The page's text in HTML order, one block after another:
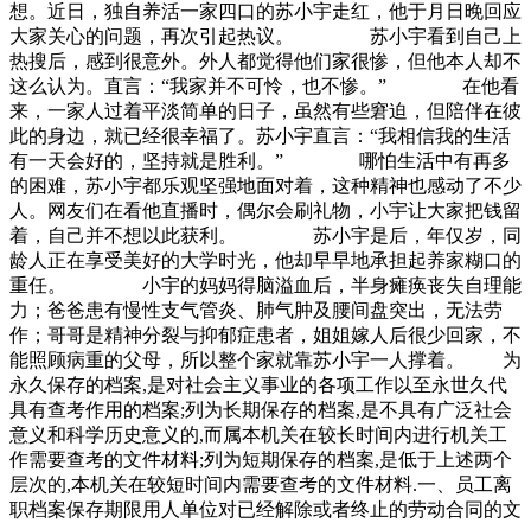
想。近日，独自养活一家四口的苏小宇走红，他于月日晚回应
大家关心的问题，再次引起热议。 苏小宇看到自己上
热搜后，感到很意外。外人都觉得他们家很惨，但他本人却不
这么认为。直言：“我家并不可怜，也不惨。” 在他看
来，一家人过着平淡简单的日子，虽然有些窘迫，但陪伴在彼
此的身边，就已经很幸福了。苏小宇直言：“我相信我的生活
有一天会好的，坚持就是胜利。” 哪怕生活中有再多
的困难，苏小宇都乐观坚强地面对着，这种精神也感动了不少
人。网友们在看他直播时，偶尔会刷礼物，小宇让大家把钱留
着，自己并不想以此获利。 苏小宇是后，年仅岁，同
龄人正在享受美好的大学时光，他却早早地承担起养家糊口的
重任。 小宇的妈妈得脑溢血后，半身瘫痪丧失自理能
力；爸爸患有慢性支气管炎、肺气肿及腰间盘突出，无法劳
作；哥哥是精神分裂与抑郁症患者，姐姐嫁人后很少回家，不
能照顾病重的父母，所以整个家就靠苏小宇一人撑着。 为
永久保存的档案,是对社会主义事业的各项工作以至永世久代
具有查考作用的档案;列为长期保存的档案,是不具有广泛社会
意义和科学历史意义的,而属本机关在较长时间内进行机关工
作需要查考的文件材料;列为短期保存的档案,是低于上述两个
层次的,本机关在较短时间内需要查考的文件材料.一、员工离
职档案保存期限用人单位对已经解除或者终止的劳动合同的文